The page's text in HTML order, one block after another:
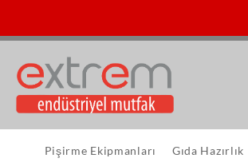
content
Pişirme Ekipmanları Gıda Hazırlık